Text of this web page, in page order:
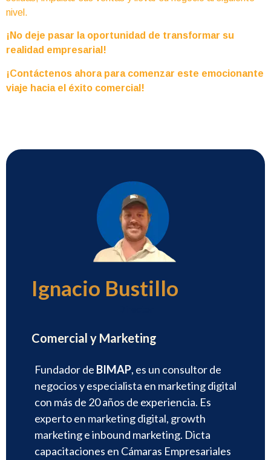
nivel.
¡No deje pasar la oportunidad de transformar su
realidad empresarial!
¡Contáctenos ahora para comenzar este emocionante
viaje hacia el éxito comercial!
Ignacio Bustillo
Comercial y Marketing
Fundador de BIMAP, es un consultor de
negocios y especialista en marketing digital
con más de 20 años de experiencia. Es
experto en marketing digital, growth
marketing e inbound marketing. Dicta
capacitaciones en Cámaras Empresariales